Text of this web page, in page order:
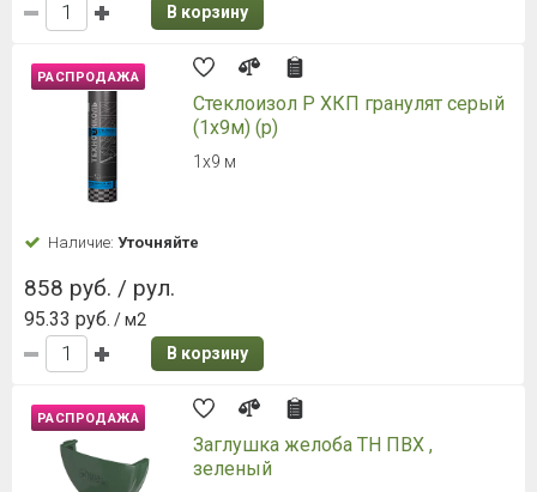
В корзину
РАСПРОДАЖА
Стеклоизол Р ХКП гранулят серый
(1х9м) (р)
1х9 м
Наличие: Уточняйте
858 руб. / рул.
95.33 руб. / м2
В корзину
РАСПРОДАЖА
Заглушка желоба ТН ПВХ ,
зеленый